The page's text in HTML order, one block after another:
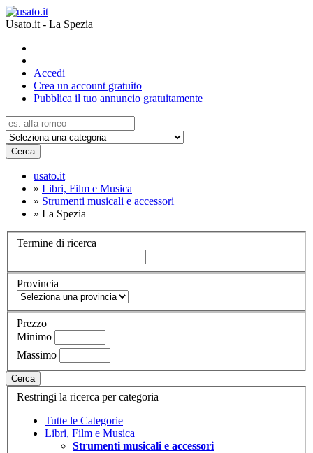
Usato.it - La Spezia
Accedi
Crea un account gratuito
Pubblica il tuo annuncio gratuitamente
Cerca
usato.it
» Libri, Film e Musica
» Strumenti musicali e accessori
» La Spezia
Termine di ricerca
Provincia
Prezzo
Minimo
Massimo
Cerca
Restringi la ricerca per categoria
Tutte le Categorie
Libri, Film e Musica
Strumenti musicali e accessori